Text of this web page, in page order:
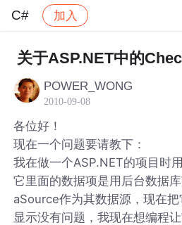
C# 加入
社区 C# 帖子详情
关于ASP.NET中的
POWER_WONG
2010-09-08
各位好！
现在一个问题要请教下：
我在做一个ASP.NET的项目时
它里面的数据项是用后台数据
aSource作为其数据源，现在
显示没有问题，我现在想编程